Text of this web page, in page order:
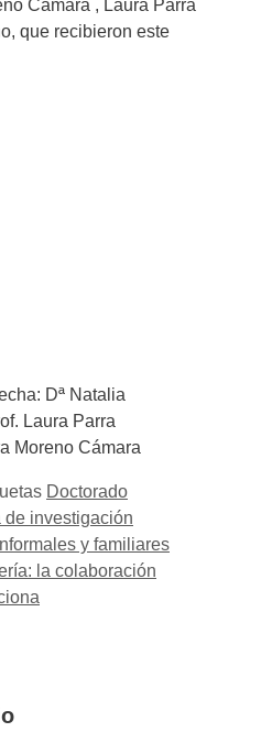
Cámara , Laura Parra
que recibieron este
Dª Natalia
Laura Parra
Moreno Cámara
Doctorado
investigación
y familiares
la colaboración